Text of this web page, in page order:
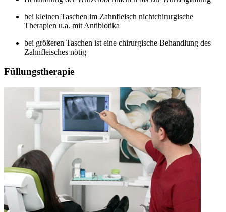
bei kleinen Taschen im Zahnfleisch nichtchirurgische
Therapien u.a. mit Antibiotika
bei größeren Taschen ist eine chirurgische Behandlung des
Zahnfleisches nötig
Füllungstherapie